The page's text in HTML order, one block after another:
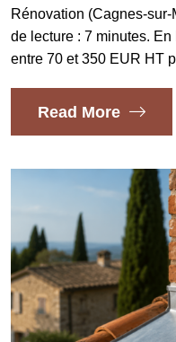
Rénovation (Cagnes-
de lecture : 7 minutes.
entre 70 et 350 EUR HT
Read More